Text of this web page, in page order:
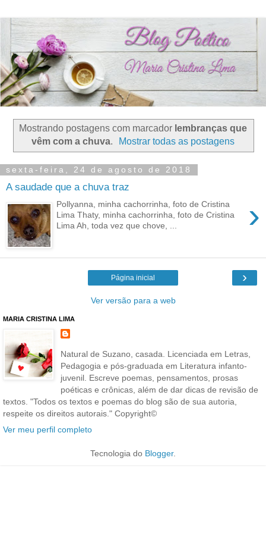
Mostrando postagens com marcador lembranças que
vêm com a chuva. Mostrar todas as postagens
sexta-feira, 24 de agosto de 2018
A saudade que a chuva traz
›
Pollyanna, minha cachorrinha, foto de Cristina
Lima Thaty, minha cachorrinha, foto de Cristina
Lima Ah, toda vez que chove, ...
›
Página inicial
Ver versão para a web
MARIA CRISTINA LIMA
Natural de Suzano, casada. Licenciada em Letras,
Pedagogia e pós-graduada em Literatura infanto-
juvenil. Escreve poemas, pensamentos, prosas
poéticas e crônicas, além de dar dicas de revisão de
textos. "Todos os textos e poemas do blog são de sua autoria,
respeite os direitos autorais." Copyright©
Ver meu perfil completo
Tecnologia do Blogger.